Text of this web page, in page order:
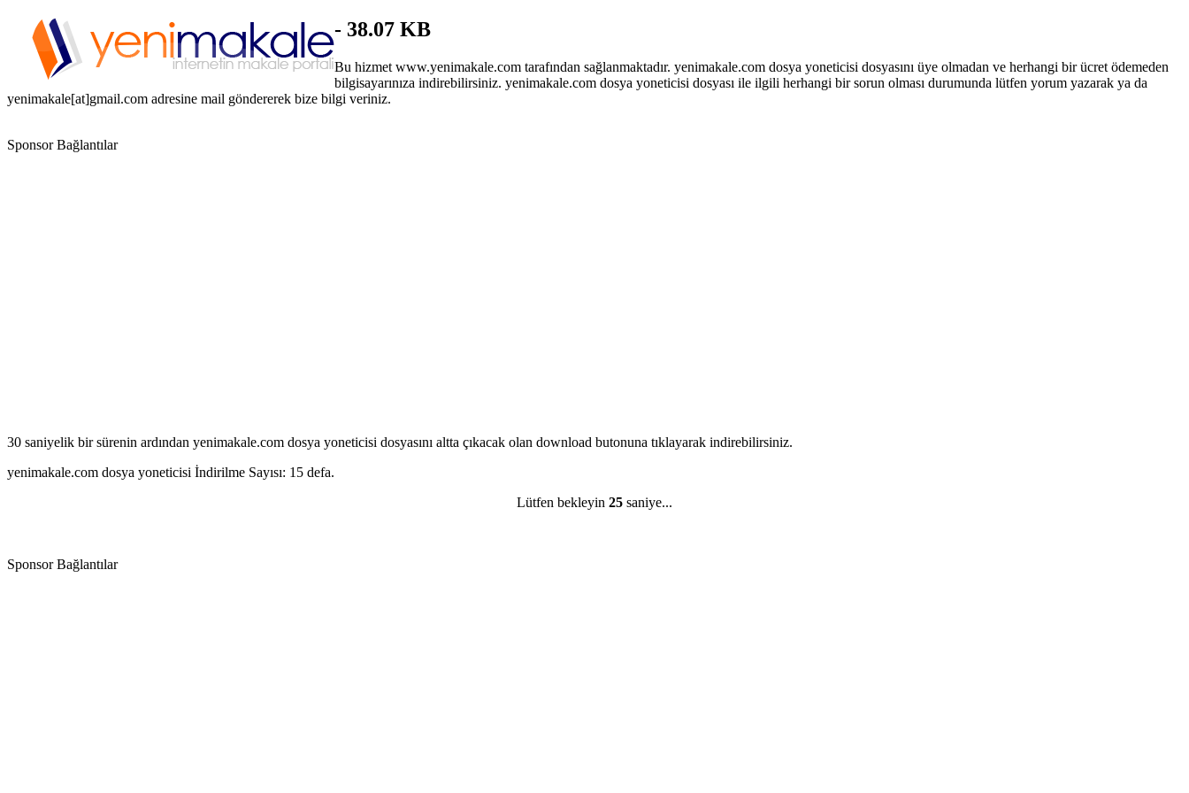
- 38.07 KB
Bu hizmet www.yenimakale.com tarafından sağlanmaktadır. yenimakale.com dosya yoneticisi dosyasını üye olmadan ve herhangi bir ücret ödemeden
bilgisayarınıza indirebilirsiniz. yenimakale.com dosya yoneticisi dosyası ile ilgili herhangi bir sorun olması durumunda lütfen yorum yazarak ya da
yenimakale[at]gmail.com adresine mail göndererek bize bilgi veriniz.
Sponsor Bağlantılar
30 saniyelik bir sürenin ardından yenimakale.com dosya yoneticisi dosyasını altta çıkacak olan download butonuna tıklayarak indirebilirsiniz.
yenimakale.com dosya yoneticisi İndirilme Sayısı: 15 defa.
Lütfen bekleyin 25 saniye...
Sponsor Bağlantılar